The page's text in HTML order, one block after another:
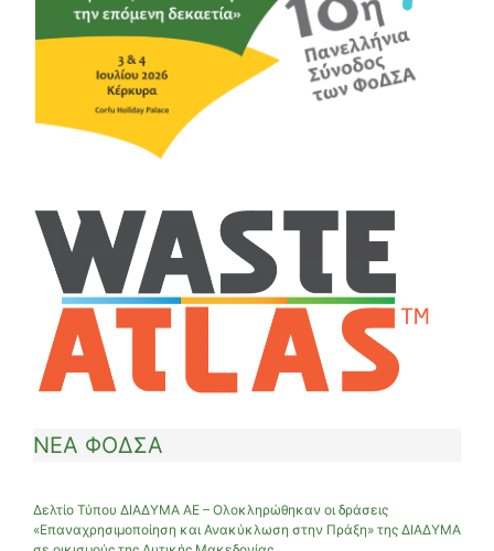
ΝΕΑ ΦΟΔΣΑ
Δελτίο Τύπου ΔΙΑΔΥΜΑ ΑΕ – Ολοκληρώθηκαν οι δράσεις
«Επαναχρησιμοποίηση και Ανακύκλωση στην Πράξη» της ΔΙΑΔΥΜΑ